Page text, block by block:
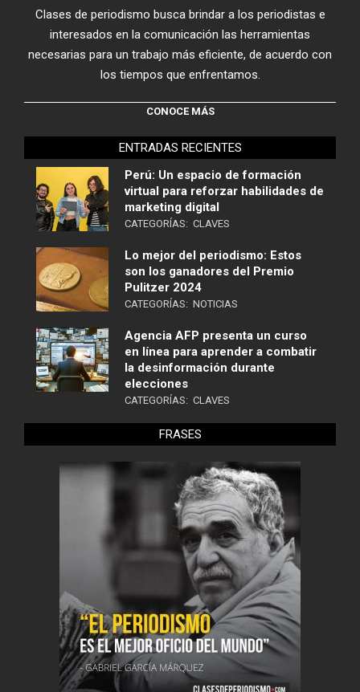
Clases de periodismo busca brindar a los periodistas e
interesados en la comunicación las herramientas
necesarias para un trabajo más eficiente, de acuerdo con
los tiempos que enfrentamos.
CONOCE MÁS
ENTRADAS RECIENTES
Perú: Un espacio de formación
virtual para reforzar habilidades de
marketing digital
CATEGORÍAS: CLAVES
Lo mejor del periodismo: Estos
son los ganadores del Premio
Pulitzer 2024
CATEGORÍAS: NOTICIAS
Agencia AFP presenta un curso
en línea para aprender a combatir
la desinformación durante
elecciones
CATEGORÍAS: CLAVES
FRASES